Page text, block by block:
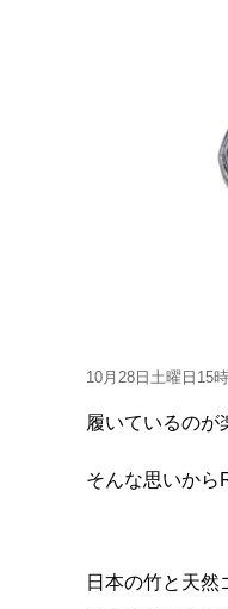
10月28日土曜日15
履いているのが
そんな思いから
日本の竹と天